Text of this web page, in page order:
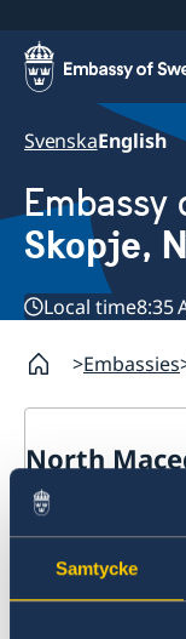
Samtycke
SvenskaEnglish
Embassy
Skopje,
Local time8:35
Embassies
North
About us
Ambassador
Data Protection
Contact /
Book an
Current
Current
Here you